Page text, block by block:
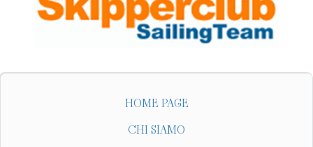
HOME PAGE
CHI SIAMO